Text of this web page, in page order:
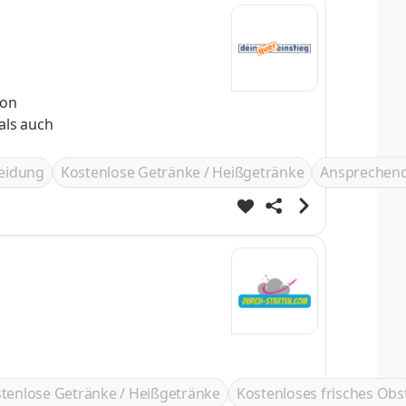
auch
Kostenlose Getränke / Heißgetränke
Getränke / Heißgetränke Kostenloses frisches